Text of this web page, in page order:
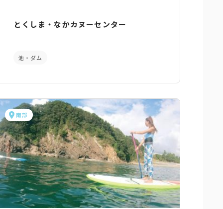
とくしま・なかカヌーセンター
池・ダム
南部